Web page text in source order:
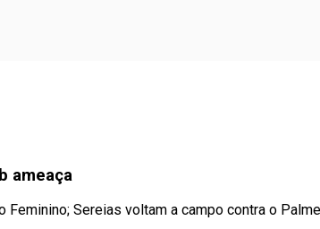
ameaça
Sereias voltam a campo contra o